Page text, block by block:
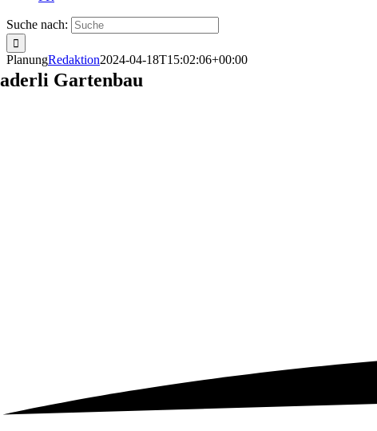
Suche nach:
PlanungRedaktion2024-04-18T15:02:06+00:00
Gartenbau